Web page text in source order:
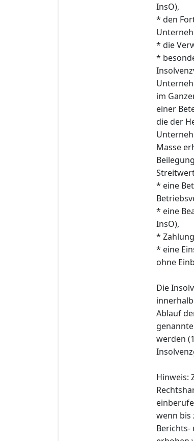
InsO),
* den
* die
*
im
einer
die der
Masse
* eine
* eine
InsO),
*
* eine
ohne
Die
Ablauf
werden
Hinweis:
wenn bis